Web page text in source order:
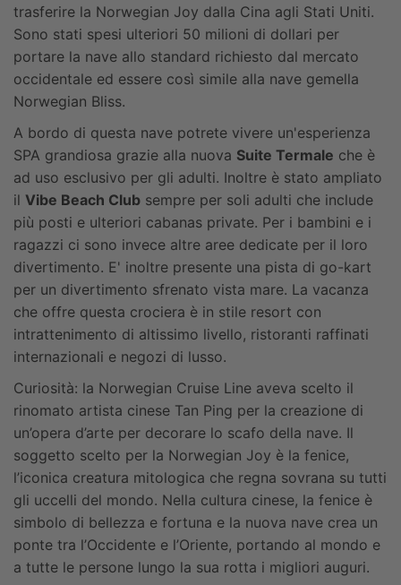
trasferire la Norwegian Joy dalla Cina agli Stati Uniti.
Sono stati spesi ulteriori 50 milioni di dollari per
portare la nave allo standard richiesto dal mercato
occidentale ed essere così simile alla nave gemella
Norwegian Bliss.
A bordo di questa nave potrete vivere un'esperienza
SPA grandiosa grazie alla nuova Suite Termale che è
ad uso esclusivo per gli adulti. Inoltre è stato ampliato
il Vibe Beach Club sempre per soli adulti che include
più posti e ulteriori cabanas private. Per i bambini e i
ragazzi ci sono invece altre aree dedicate per il loro
divertimento. E' inoltre presente una pista di go-kart
per un divertimento sfrenato vista mare. La vacanza
che offre questa crociera è in stile resort con
intrattenimento di altissimo livello, ristoranti raffinati
internazionali e negozi di lusso.
Curiosità: la Norwegian Cruise Line aveva scelto il
rinomato artista cinese Tan Ping per la creazione di
un’opera d’arte per decorare lo scafo della nave. Il
soggetto scelto per la Norwegian Joy è la fenice,
l’iconica creatura mitologica che regna sovrana su tutti
gli uccelli del mondo. Nella cultura cinese, la fenice è
simbolo di bellezza e fortuna e la nuova nave crea un
ponte tra l’Occidente e l’Oriente, portando al mondo e
a tutte le persone lungo la sua rotta i migliori auguri.